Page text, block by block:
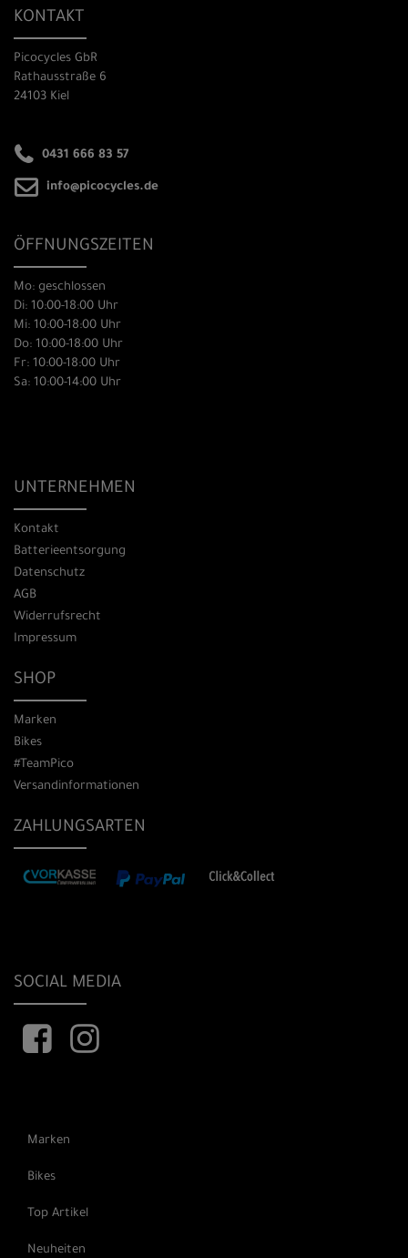
KONTAKT
Picocycles GbR
Rathausstraße 6
24103 Kiel
0431 666 83 57
info@picocycles.de
ÖFFNUNGSZEITEN
Mo: geschlossen
Di: 10:00-18:00 Uhr
Mi: 10:00-18:00 Uhr
Do: 10:00-18:00 Uhr
Fr: 10:00-18:00 Uhr
Sa: 10:00-14:00 Uhr
UNTERNEHMEN
Kontakt
Batterieentsorgung
Datenschutz
AGB
Widerrufsrecht
Impressum
SHOP
Marken
Bikes
#TeamPico
Versandinformationen
ZAHLUNGSARTEN
SOCIAL MEDIA
Marken
Bikes
Top Artikel
Neuheiten